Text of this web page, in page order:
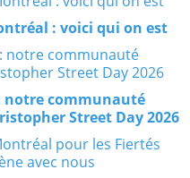
: voici qui on est
notre communauté
Street Day 2026